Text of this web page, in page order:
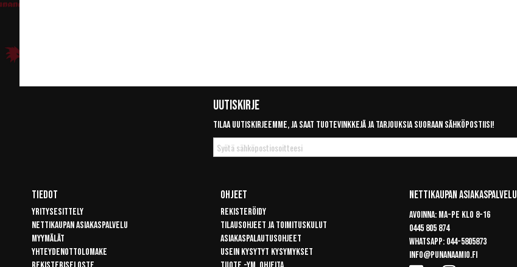
Uutiskirje
Tilaa uutiskirjeemme, ja saat tuotevinkkejä ja tarjouksia suoraan sähköpostiisi!
Tilaa
uutiskirje
Tiedot
Yritysesittely
Nettikaupan asiakaspalvelu
Myymälät
Yhteydenottolomake
Ohjeet
Rekisteröidy
Tilausohjeet ja toimituskulut
Asiakaspalautusohjeet
Usein kysytyt kysymykset
Nettikaupan Asiakaspalvelu
Avoinna: Ma-pe klo 8-16
0445 805 874
Whatsapp: 044-5805873
info@punanaamio.fi